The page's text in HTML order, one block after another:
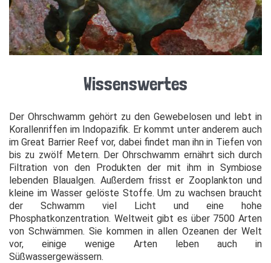
Wissenswertes
Der Ohrschwamm gehört zu den Gewebelosen und lebt in
Korallenriffen im Indopazifik. Er kommt unter anderem auch
im Great Barrier Reef vor, dabei findet man ihn in Tiefen von
bis zu zwölf Metern. Der Ohrschwamm ernährt sich durch
Filtration von den Produkten der mit ihm in Symbiose
lebenden Blaualgen. Außerdem frisst er Zooplankton und
kleine im Wasser gelöste Stoffe. Um zu wachsen braucht
der Schwamm viel Licht und eine hohe
Phosphatkonzentration. Weltweit gibt es über 7500 Arten
von Schwämmen. Sie kommen in allen Ozeanen der Welt
vor, einige wenige Arten leben auch in
Süßwassergewässern.